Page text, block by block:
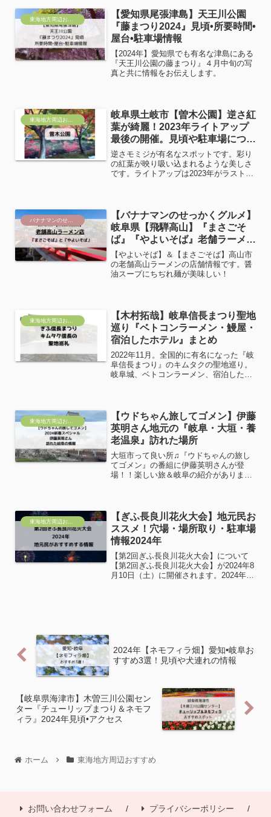
東海地方周辺おすすめ
【愛知県尾張津島】天王川公園
『藤まつり2024』見頃•所要時間•
屋台•駐車場情報
【2024年】愛知県でも有名な津島にある
『天王川公園の藤まつり』４月中旬の写
真と共に情報をお伝えします。
東海地方周辺おすすめ
岐阜県土岐市【曽木公園】逆さ紅
葉が綺麗！2023年ライトアップ
最後の開催。見頃や駐車場につい
て。周辺スポットも。
逆さモミジが有名なスポットです。彩り
の紅葉が映り吸い込まれるような美しさ
です。ライトアップは2023年がラストに
バナナマンのせっかくグルメ！！店舗＆取り寄せ情報
【バナナマンのせっかくグルメ】
岐阜県【飛騨高山】『まさごそ
ば』『やよいそば』老舗ラーメン
店舗情報
【やよいそば】＆【まさごそば】高山市
の老舗高山ラーメンの店舗情報です。醤
油スープにちぢれ麺が美味しい！
東海地方周辺おすすめ
【木村拓哉】岐阜信長まつり聖地
巡り『ベトコンラーメン・鰻屋・
宿泊したホテル』まとめ
2022年11月。全国的に有名になった『岐
阜信長まつり』のキムタクの聖地巡り。
岐阜城、ベトコンラーメン、宿泊したホ
東海地方周辺おすすめ
【ウドちゃん旅してゴメン】伊藤
英明さん地元の『岐阜・大垣・養
老温泉』訪れた場所
大垣市って良い所♫『ウドちゃんの旅し
てゴメン』の番組に伊藤英明さんが登
場！！楽しい旅＆岐阜の紹介がありまし
ン』2024新春スペシャル...
東海地方周辺おすすめ
【ぎふ長良川花火大会】地元民お
ススメ！穴場・場所取り・駐車場
情報2024年
【第2回ぎふ長良川花火大会】について
【第2回ぎふ長良川花火大会】が2024年8
月10日（土）に開催されます。2024年8
2024年【ネモフィラ畑】愛知•岐阜お
すすめ3選！見頃や犬連れの情報
【岐阜県海津市】木曽三川公園セン
ター『チューリップまつり＆ネモフ
ィラ』2024年見頃•アクセス
ホーム 東海地方周辺おすすめ
お問い合わせフォーム プライバシーポリシー